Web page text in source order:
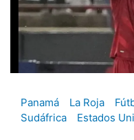
Panamá La Roja
Sudáfrica
Estados